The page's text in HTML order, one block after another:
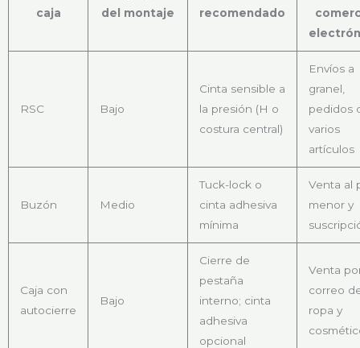
caja
del montaje
recomendado
RSC Bajo
Cinta sensible a
la presión (H o
costura central)
Envíos a
granel,
pedidos
varios
artículos
Buzón Medio
Tuck-lock o
cinta adhesiva
mínima
Venta al
menor y
Caja con
autocierre
Bajo
Cierre de
pestaña
interno; cinta
adhesiva
opcional
Venta
correo
ropa y